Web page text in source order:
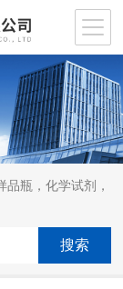
瓶，化学试剂，